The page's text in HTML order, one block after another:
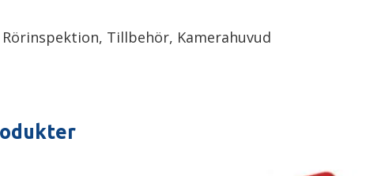
Tillbehör, Kamerahuvud